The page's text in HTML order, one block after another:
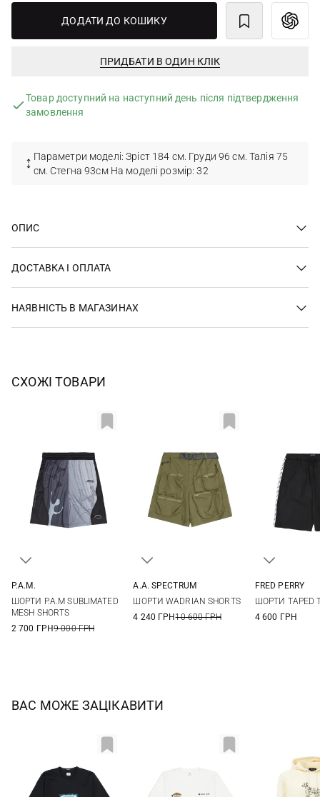
ДОДАТИ ДО КОШИКУ
ПРИДБАТИ В ОДИН КЛІК
Товар доступний на наступний день після підтвердження
замовлення
Параметри моделі: Зріст 184 см. Груди 96 см. Талія 75
см. Стегна 93см На моделі розмір: 32
ОПИС
ДОСТАВКА І ОПЛАТА
НАЯВНІСТЬ В МАГАЗИНАХ
СХОЖІ ТОВАРИ
P.A.M.
ШОРТИ P.A.M SUBLIMATED
MESH SHORTS
2 700 ГРН9 000 ГРН
A.A. SPECTRUM
ШОРТИ WADRIAN SHORTS
4 240 ГРН10 600 ГРН
FRED PERRY
ШОРТИ TAPED
4 600 ГРН
ВАС МОЖЕ ЗАЦІКАВИТИ